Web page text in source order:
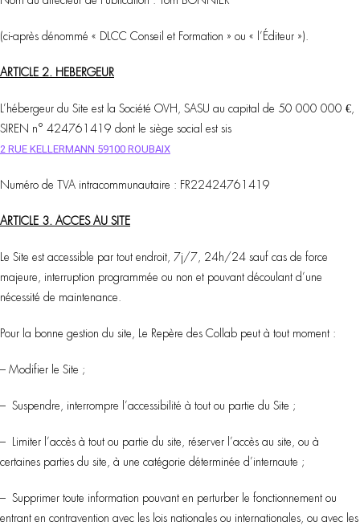
(ci-après dénommé « DLCC Conseil et Formation » ou « l’Éditeur »).
ARTICLE 2. HEBERGEUR
L’hébergeur du Site est la Société OVH, SASU au capital de 50 000 000 €,
SIREN n° 424761419 dont le siège social est sis
2 RUE KELLERMANN 59100 ROUBAIX
Numéro de TVA intracommunautaire : FR22424761419
ARTICLE 3. ACCES AU SITE
Le Site est accessible par tout endroit, 7j/7, 24h/24 sauf cas de force
majeure, interruption programmée ou non et pouvant découlant d’une
nécessité de maintenance.
Pour la bonne gestion du site, Le Repère des Collab peut à tout moment :
– Modifier le Site ;
– Suspendre, interrompre l’accessibilité à tout ou partie du Site ;
– Limiter l’accès à tout ou partie du site, réserver l’accès au site, ou à
certaines parties du site, à une catégorie déterminée d’internaute ;
– Supprimer toute information pouvant en perturber le fonctionnement ou
entrant en contravention avec les lois nationales ou internationales, ou avec les